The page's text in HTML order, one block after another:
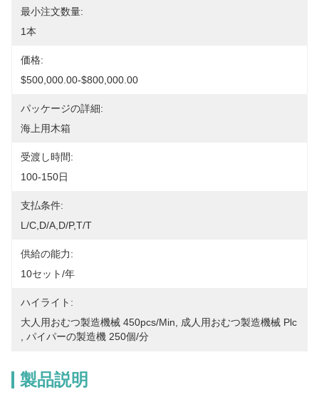
最小注文数量:
1本
価格:
$500,000.00-$800,000.00
パッケージの詳細:
海上用木箱
受渡し時間:
100-150日
支払条件:
L/C,D/A,D/P,T/T
供給の能力:
10セット/年
ハイライト:
大人用おむつ製造機械 450pcs/min
成人用おむつ製造機械 Plc
パイパーの製造機 250個/分
製品説明